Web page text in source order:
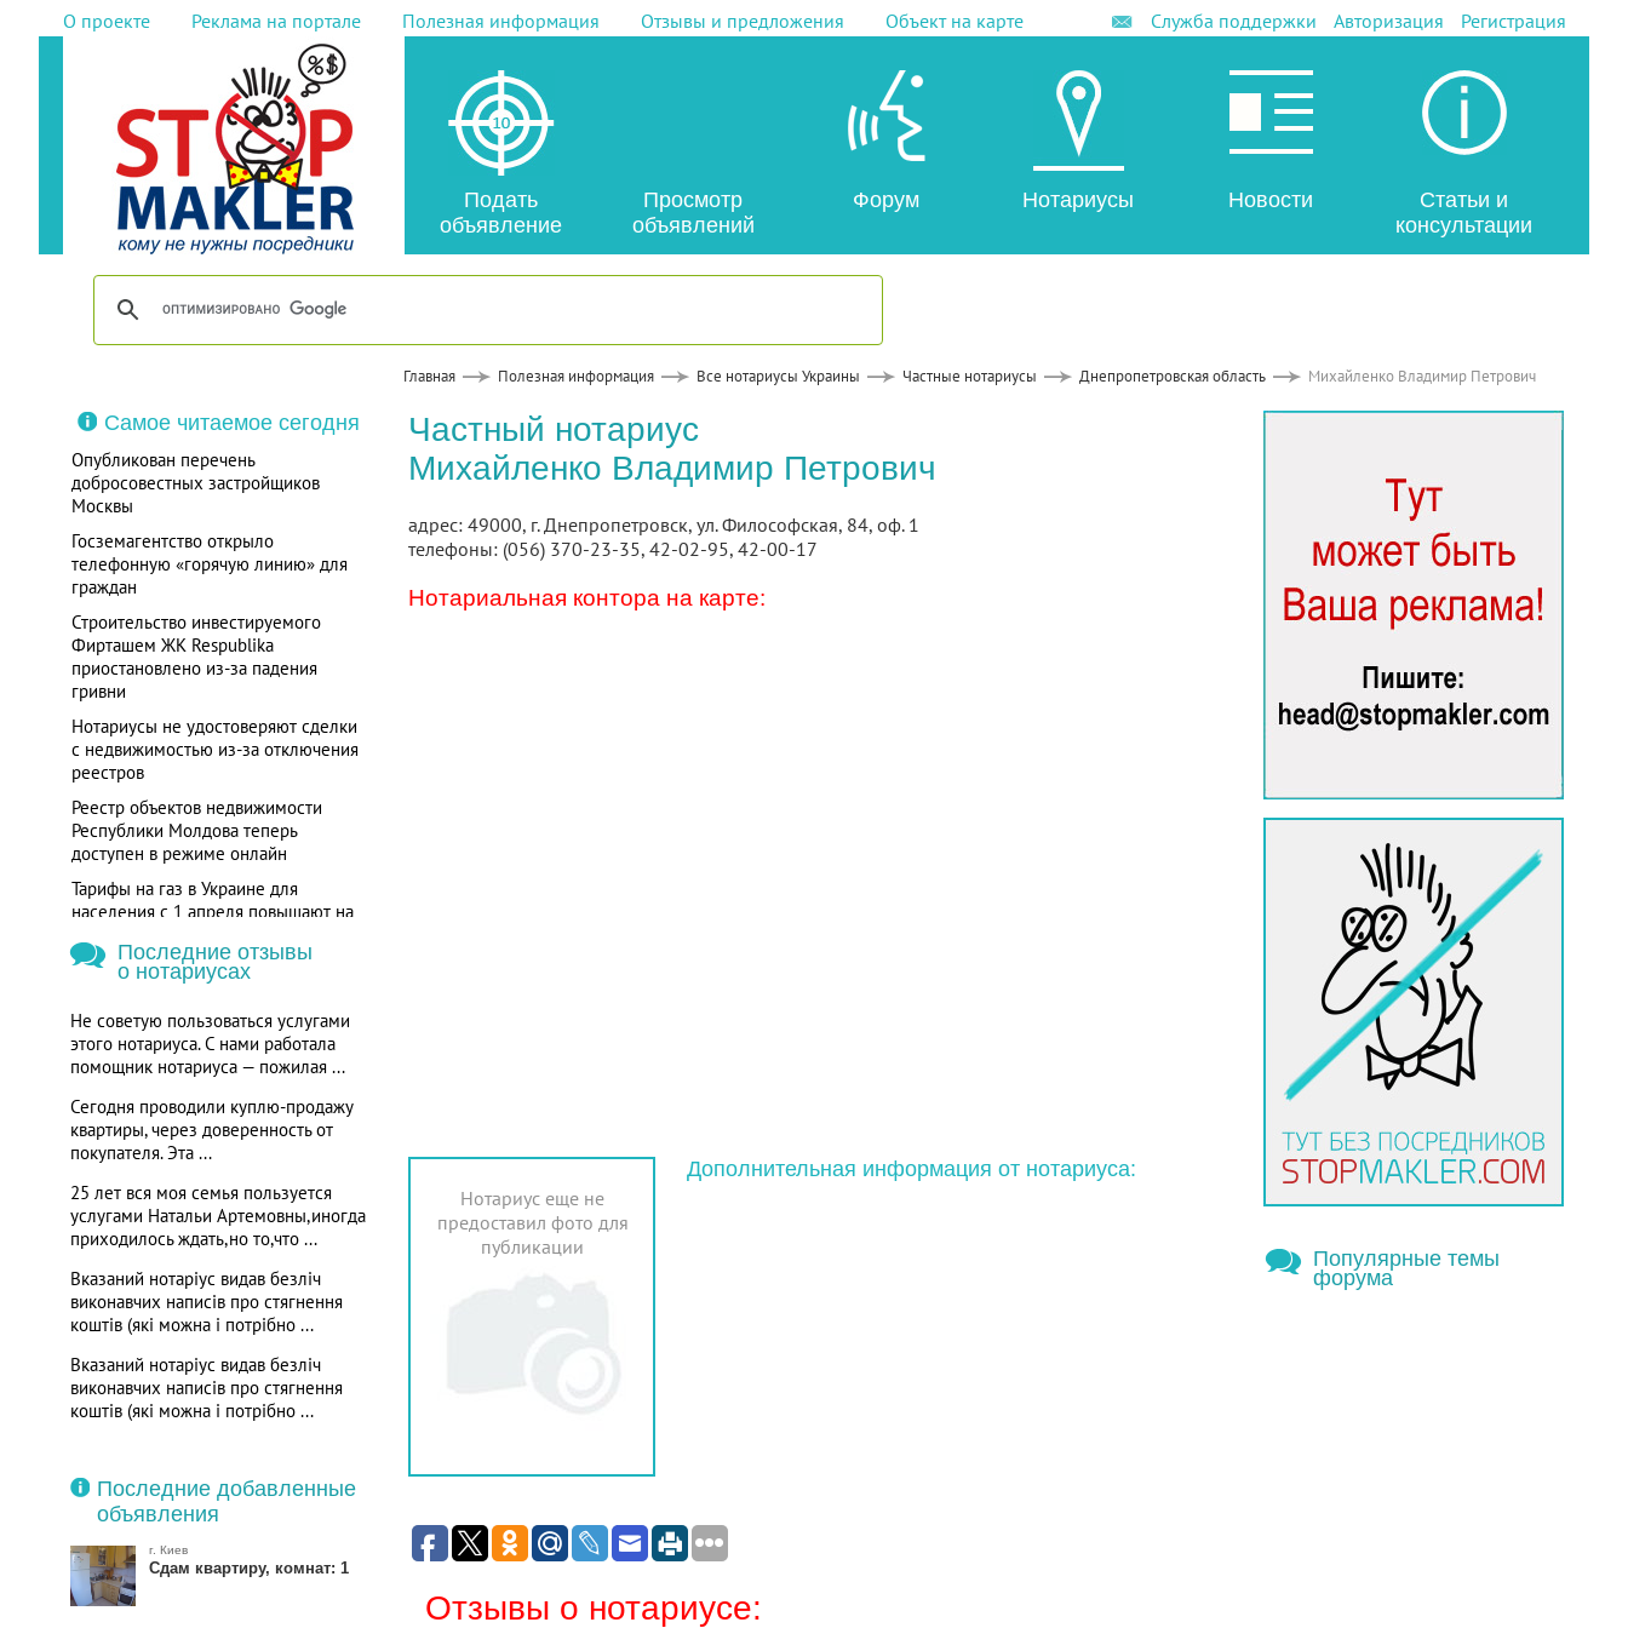
О проекте Реклама на портале Полезная информация Отзывы и предложения Объект на карте Служба поддержки Авторизация Регистрация
Подать
объявление
Просмотр
объявлений
Форум Нотариусы Новости
Статьи и
консультации
Главная Полезная информация Все нотариусы Украины Частные нотариусы Днепропетровская область Михайленко Владимир Петрович
Самое читаемое сегодня
Опубликован перечень
добросовестных застройщиков
Москвы
Госземагентство открыло
телефонную «горячую линию» для
граждан
Строительство инвестируемого
Фирташем ЖК Respublika
приостановлено из-за падения
гривни
Нотариусы не удостоверяют сделки
с недвижимостью из-за отключения
реестров
Реестр объектов недвижимости
Республики Молдова теперь
доступен в режиме онлайн
Тарифы на газ в Украине для
населения с 1 апреля повышают на
Последние отзывы
о нотариусах
Не советую пользоваться услугами
этого нотариуса. С нами работала
помощник нотариуса — пожилая ...
Сегодня проводили куплю-продажу
квартиры, через доверенность от
покупателя. Эта ...
25 лет вся моя семья пользуется
услугами Натальи Артемовны,иногда
приходилось ждать,но то,что ...
Вказаний нотаріус видав безліч
виконавчих написів про стягнення
коштів (які можна і потрібно ...
Вказаний нотаріус видав безліч
виконавчих написів про стягнення
коштів (які можна і потрібно ...
Последние добавленные
объявления
г. Киев
Сдам квартиру, комнат: 1
Частный нотариус
Михайленко Владимир Петрович
адрес: 49000, г. Днепропетровск, ул. Философская, 84, оф. 1
телефоны: (056) 370-23-35, 42-02-95, 42-00-17
Нотариальная контора на карте:
Дополнительная информация от нотариуса:
Нотариус еще не
предоставил фото для
публикации
Отзывы о нотариусе:
Популярные темы
форума